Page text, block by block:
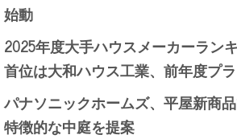
始動
2025年度大手ハウスメーカーラン
首位は大和ハウス工業、前年度プ
パナソニックホームズ、平屋新商
特徴的な中庭を提案